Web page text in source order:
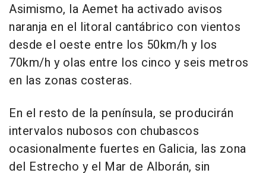
Asimismo, la Aemet ha activado avisos
naranja en el litoral cantábrico con vientos
desde el oeste entre los 50km/h y los
70km/h y olas entre los cinco y seis metros
en las zonas costeras.
En el resto de la península, se producirán
intervalos nubosos con chubascos
ocasionalmente fuertes en Galicia, las zona
del Estrecho y el Mar de Alborán, sin